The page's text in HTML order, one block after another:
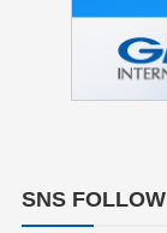
SNS FOLLOW